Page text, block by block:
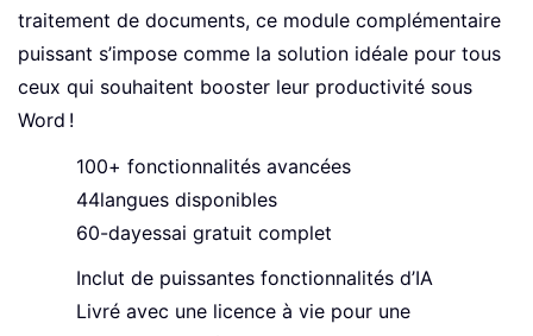
traitement de documents, ce module complémentaire
puissant s’impose comme la solution idéale pour tous
ceux qui souhaitent booster leur productivité sous
Word !
100+ fonctionnalités avancées
44langues disponibles
60-dayessai gratuit complet
Inclut de puissantes fonctionnalités d’IA
Livré avec une licence à vie pour une